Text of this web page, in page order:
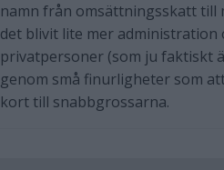
namn från omsättningsskatt
det blivit lite mer
privatpersoner (som ju faktiskt
genom små finurligheter som
kort till snabbgrossarna.